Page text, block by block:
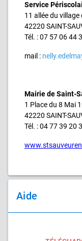
Service
11 allée du
42220 SAINT-
Tél. : 07 57 06 44
mail :
Mairie de Saint-
1 Place du 8 Mai
42220 SAINT-
Tél. : 04 77 39 20
Aide